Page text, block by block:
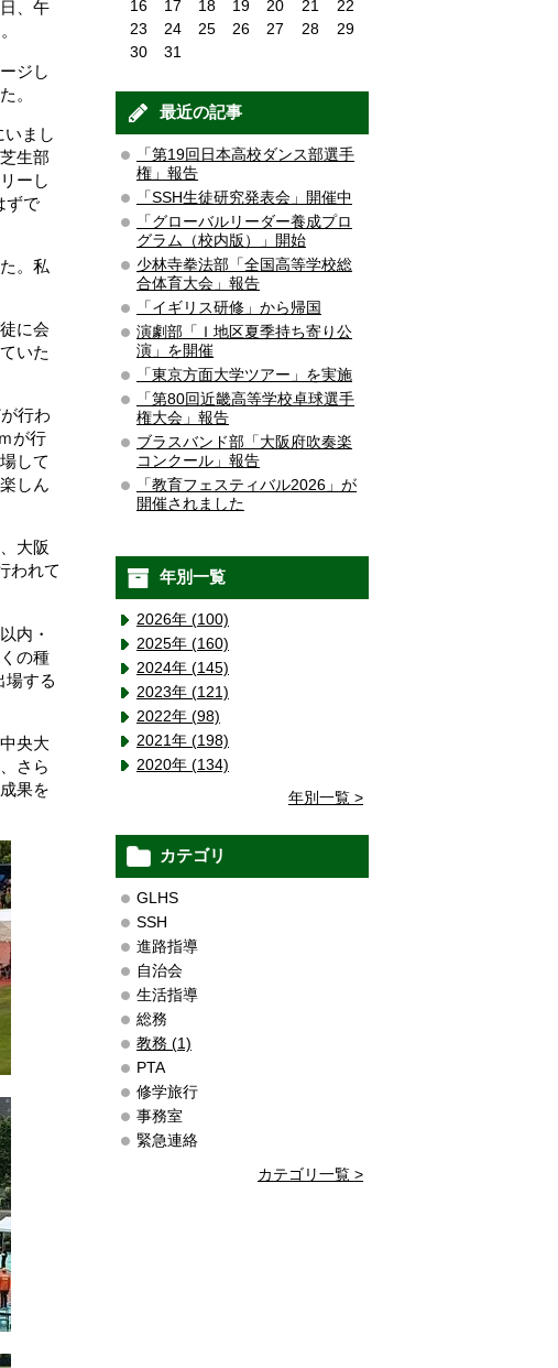
、午
ジし
。
まし
生部
ーし
ずで
。私
に会
いた
行わ
が行
して
しん
大阪
われて
内・
の種
場する
央大
さら
果を
16
17 18 19 20 21
22
23
24 25 26 27 28
29
30
31
最近の記事
「第19回日本高校ダンス部選手
権」報告
「SSH生徒研究発表会」開催中
「グローバルリーダー養成プロ
グラム（校内版）」開始
少林寺拳法部「全国高等学校総
合体育大会」報告
「イギリス研修」から帰国
演劇部「Ｉ地区夏季持ち寄り公
演」を開催
「東京方面大学ツアー」を実施
「第80回近畿高等学校卓球選手
権大会」報告
ブラスバンド部「大阪府吹奏楽
コンクール」報告
「教育フェスティバル2026」が
開催されました
年別一覧
2026年 (100)
2025年 (160)
2024年 (145)
2023年 (121)
2022年 (98)
2021年 (198)
2020年 (134)
年別一覧 >
カテゴリ
GLHS
SSH
進路指導
自治会
生活指導
総務
教務 (1)
PTA
修学旅行
事務室
緊急連絡
カテゴリ一覧 >